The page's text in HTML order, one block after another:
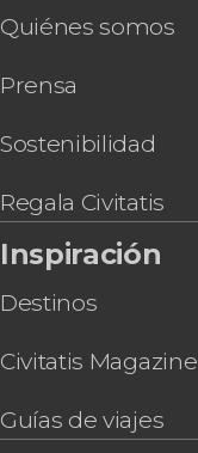
Quiénes somos
Prensa
Sostenibilidad
Regala Civitatis
Inspiración
Destinos
Civitatis Magazine
Guías de viajes